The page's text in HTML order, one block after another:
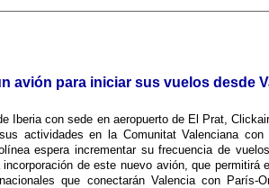
avión para iniciar sus vuelos desde
Iberia con sede en aeropuerto de El Prat,
actividades en la Comunitat Valenciana
espera incrementar su frecuencia de
de este nuevo avión, que permitirá
que conectarán Valencia con Parí­s-